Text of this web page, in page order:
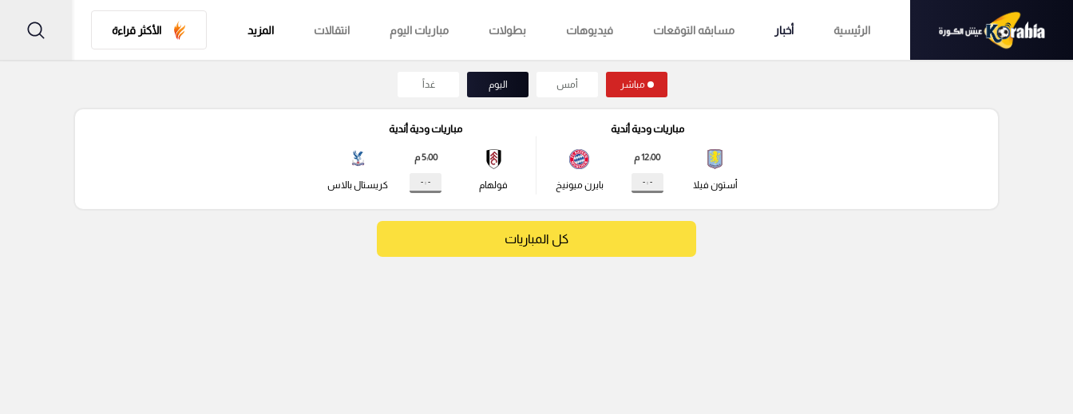
الرئيسية أخبار مسابقه التوقعات فيديوهات بطولات مباريات اليوم انتقالات المزيد الأكثر قراءة
مباشر أمس اليوم غداً
مباريات ودية أندية
أستون فيلا
12:00 م
- : - بايرن ميونيخ
مباريات ودية أندية
فولهام
5:00 م
- : - كريستال بالاس
كل المباريات